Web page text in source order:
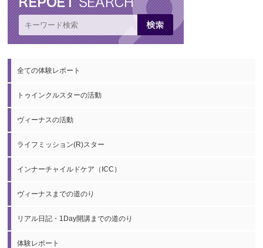
全ての体験レポート
トゥインクルスターの活動
ヴィーナスの活動
ライフミッション(R)スター
インナーチャイルドケア（ICC）
ヴィーナスまでの道のり
リアル日記・1Day開講までの道のり
体験レポート